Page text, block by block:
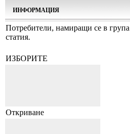
ИНФОРМАЦИЯ
Потребители, намиращи се в група
статия.
ИЗБОРИТЕ
Откриване